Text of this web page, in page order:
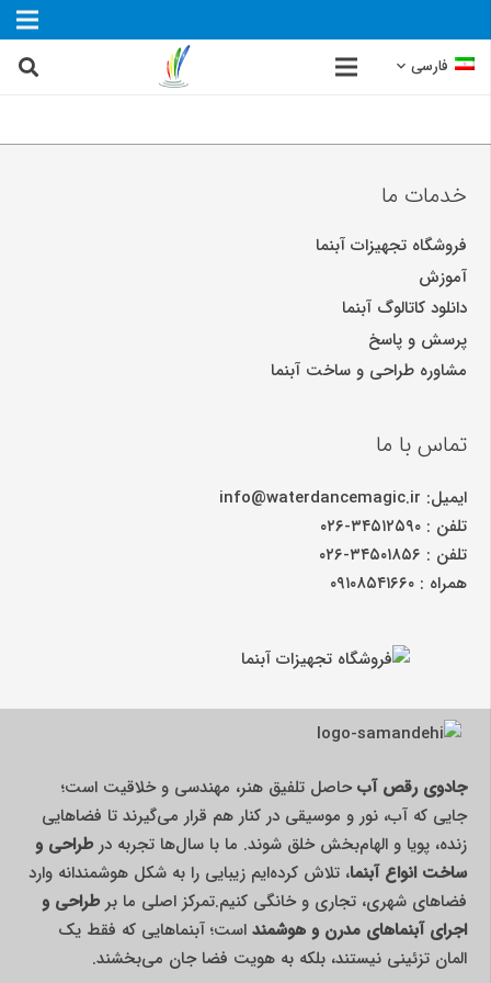
فارسی
خدمات ما
فروشگاه تجهیزات آبنما
آموزش
دانلود کاتالوگ آبنما
پرسش و پاسخ
مشاوره طراحی و ساخت آبنما
تماس با ما
ایمیل: info@waterdancemagic.ir
تلفن : ۳۴۵۱۲۵۹۰-۰۲۶
تلفن : ۳۴۵۰۱۸۵۶-۰۲۶
همراه : ۰۹۱۰۸۵۴۱۶۶۰
جادوی رقص آبحاصل تلفیق هنر، مهندسی و خلاقیت است؛
جایی که آب، نور و موسیقی در کنار هم قرار می‌گیرند تا فضاهایی
زنده، پویا و الهام‌بخش خلق شوند. ما با سال‌ها تجربه درطراحی و
ساخت انواع آبنما، تلاش کرده‌ایم زیبایی را به شکل هوشمندانه وارد
فضاهای شهری، تجاری و خانگی کنیم.تمرکز اصلی ما برطراحی و
اجرای آبنماهای مدرن و هوشمند است؛ آبنماهایی که فقط یک
المان تزئینی نیستند، بلکه به هویت فضا جان می‌بخشند.